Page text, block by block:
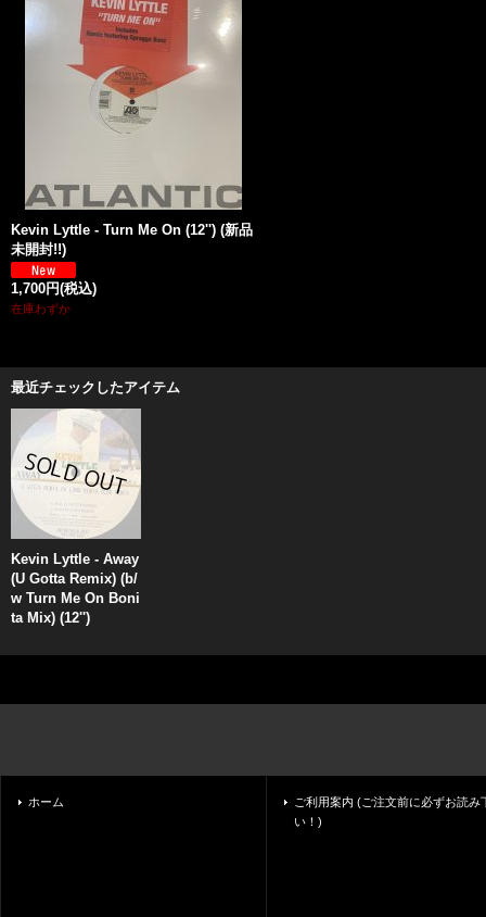
Kevin Lyttle - Turn Me On (12'') (新品
未開封!!)
1,700円(税込)
在庫わずか
最近チェックしたアイテム
Kevin Lyttle - Away
(U Gotta Remix) (b/
w Turn Me On Boni
ta Mix) (12'')
ホーム
ご利用案内 (ご注文前に必ずお読み
い！)